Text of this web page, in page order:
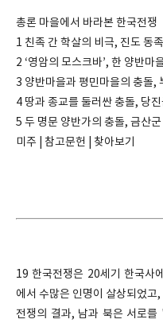
총론 마을에서 바라본 한국전쟁
1 친족 간 학살의 비극, 진도 동
2 ‘영암의 모스크바’, 한 양반마
3 양반마을과 평민마을의 충돌,
4 땅과 종교를 둘러싼 충돌, 당
5 두 명문 양반가의 충돌, 금산
미주 | 참고문헌 | 찾아보기
19한국전쟁은 20세기 한국사
에서 수많은 인명이 살상되었고,
전쟁의 결과, 남과 북은 서로를 '